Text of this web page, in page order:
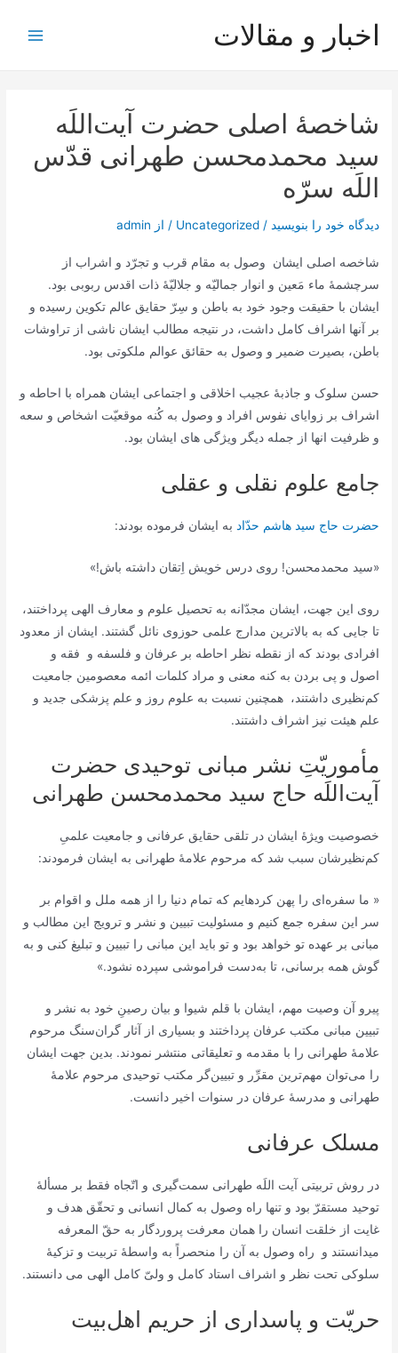
اخبار و مقالات
شاخصۀ اصلی حضرت آیت‌اللَه
سید محمدمحسن طهرانی قدّس
اللَه سرّه
دیدگاه‌ خود را بنویسید /
Uncategorized / از admin
شاخصه اصلی ایشان وصول به مقام قرب و تجرّد و اشراب از
سرچشمۀ ماء مَعین و انوار جمالیّه و جلالیّۀ ذات اقدس ربوبی بود.
ایشان با حقیقت وجود خود به باطن و سِرّ حقایق عالم تکوین رسیده و
بر آنها اشراف کامل داشت، در نتیجه مطالب‏ ايشان‏ ناشى از تراوشات
باطن، بصيرت ضمير و وصول به حقائق عوالم ملكوتى بود.
حسن سلوک و جاذبۀ عجیب اخلاقی و اجتماعی ایشان همراه با احاطه و
اشراف بر زوایای نفوس افراد و وصول به کُنه موقعیّت اشخاص و سعه
و ظرفيت انها از جمله دیگر ویژگی های ایشان بود.
جامع علوم نقلی و عقلی
حضرت حاج سید هاشم حدّاد به ایشان فرموده بودند:
«سید محمدمحسن! روی درس خویش اِتقان داشته باش!»
روی این جهت، ایشان مجدّانه به تحصیل علوم و معارف الهی پرداختند،
تا جایی که به بالاترین مدارج علمی حوزوی نائل گشتند. ایشان از معدود
افرادی بودند که از نقطه نظر احاطه بر عرفان و فلسفه و فقه و
اصول و پى بردن به کنه معنى و مراد کلمات ائمه معصومین جامعیت
کم‌نظیری داشتند، همچنین نسبت به علوم روز و علم پزشکی جدید و
علم هیئت نیز اشراف داشتند.
مأموریّتِ نشر مبانی توحیدی حضرت
آیت‌اللَه حاج سید محمدمحسن طهرانی
خصوصیت ویژۀ ایشان در تلقی حقایق عرفانی و جامعیت علمیِ
کم‌نظیرشان سبب شد که مرحوم علامۀ طهرانی به ایشان فرمودند:
« ما سفره‏‌اى را پهن كرده‏ايم كه تمام دنيا را از همه ملل و اقوام بر
سر اين سفره جمع كنيم و مسئولیت تبیین و نشر و ترویج این مطالب و
مبانی بر عهده تو خواهد بود و تو باید اين مبانى را تبیین و تبليغ كنى و به
گوش همه برسانى، تا به‌دست فراموشى سپرده نشود.»
پیرو آن وصیت مهم، ایشان با قلم شیوا و بیان رصینِ خود به نشر و
تبیین مبانی مکتب عرفان پرداختند و بسیاری از آثار گران‌سنگ مرحوم
علامۀ طهرانی را با مقدمه و تعلیقاتی منتشر نمودند. بدین جهت ایشان
را می‌توان مهم‌ترین مقرِّر و تبیین‌گر مکتب توحیدی مرحوم علامۀ
طهرانی و مدرسۀ عرفان در سنوات اخیر دانست.
مسلک عرفانی
در روش تربیتی آیت اللَه طهرانی سمت‌گیری و اتّجاه فقط بر مسألۀ
توحید مستقرّ بود و تنها راه وصول به کمال انسانی و تحقّق هدف و
غایت از خلقت انسان را همان معرفت پروردگار به حقّ المعرفه
میدانستند و راه وصول به آن را منحصراً به واسطۀ تربیت و تزکیۀ
سلوکی تحت نظر و اشراف استاد کامل و ولیّ کامل الهی می دانستند.
حریّت و پاسداری از حریم اهل‌بیت